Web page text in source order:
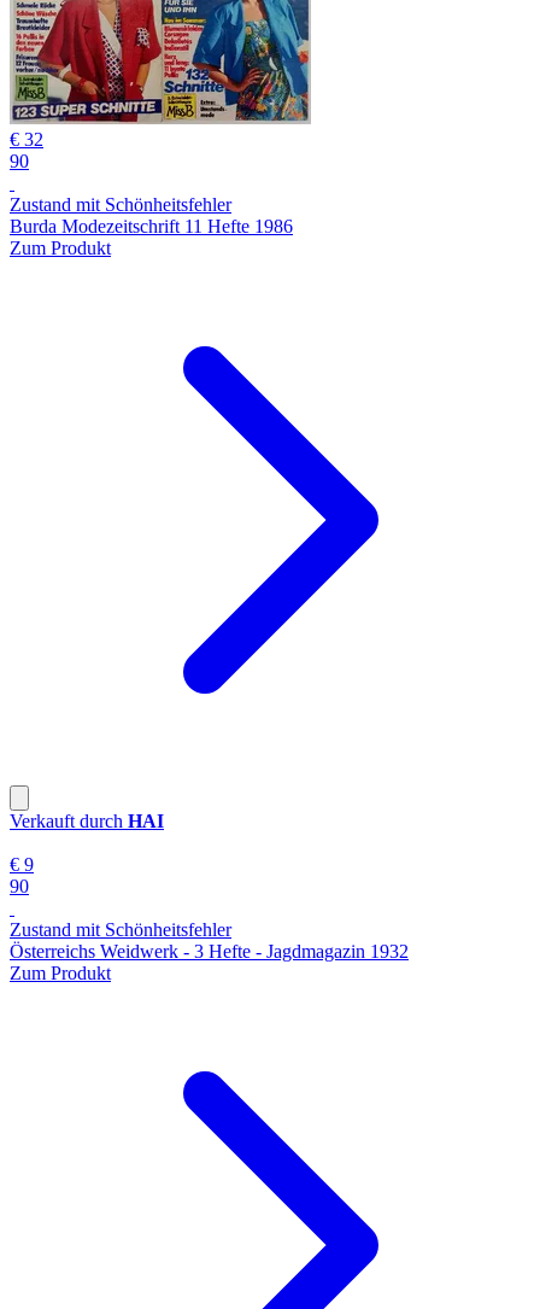
€ 32
90
Zustand mit Schönheitsfehler
Burda Modezeitschrift 11 Hefte 1986
Zum Produkt
Verkauft durch HAI
€ 9
90
Zustand mit Schönheitsfehler
Österreichs Weidwerk - 3 Hefte - Jagdmagazin 1932
Zum Produkt